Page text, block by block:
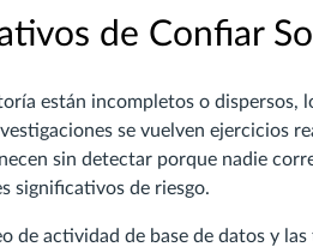
de Confiar
están incompletos o dispersos,
se vuelven ejercicios
sin detectar porque nadie
significativos de riesgo.
de actividad de base de datos y